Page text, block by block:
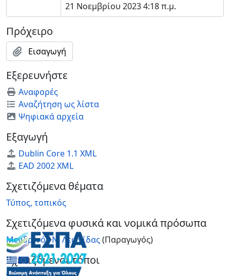
21 Νοεμβρίου 2023 4:18 π.μ.
Πρόχειρο
Εισαγωγή
Εξερευνήστε
Αναφορές
Αναζήτηση ως λίστα
Ψηφιακά αρχεία
Εξαγωγή
Dublin Core 1.1 XML
EAD 2002 XML
Σχετιζόμενα θέματα
Τύπος, τοπικός
Σχετιζόμενα φυσικά και νομικά πρόσωπα
Μενδρινός Ν. Λεωνίδας(Παραγωγός)
Σχετιζόμενοι τόποι